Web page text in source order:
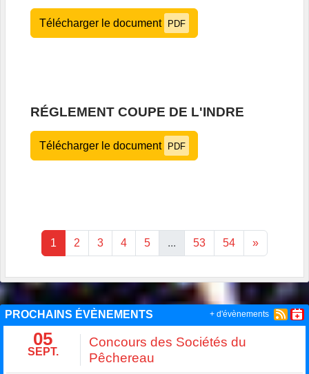
Télécharger le document PDF
RÉGLEMENT COUPE DE L'INDRE
Télécharger le document PDF
1 2 3 4 5 ... 53 54 »
PROCHAINS ÉVÈNEMENTS
05
SEPT.
Concours des Sociétés du
Pêchereau
+ d'évènements